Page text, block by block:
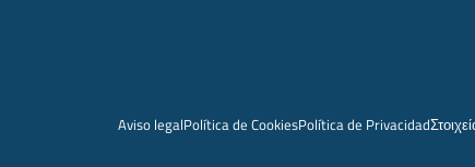
Aviso legalPolítica de CookiesPolítica de Privacidad